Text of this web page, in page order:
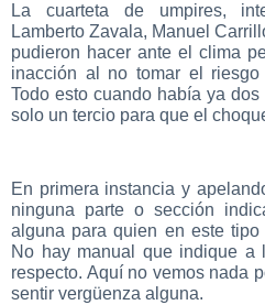
La cuarteta de umpires,
Lamberto Zavala, Manuel
pudieron hacer ante el clima
inacción al no tomar el
Todo esto cuando había ya
solo un tercio para que el
En primera instancia y
ninguna parte o sección
alguna para quien en este
No hay manual que indique a
respecto. Aquí no vemos nada
sentir vergüenza alguna.